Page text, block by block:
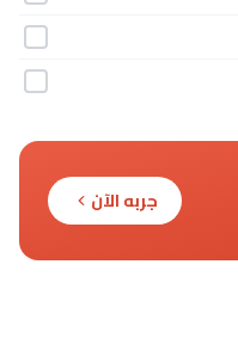
جربه الآن